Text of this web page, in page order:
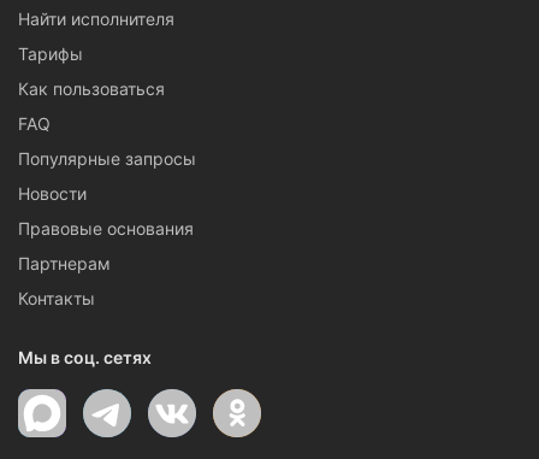
Найти исполнителя
Тарифы
Как пользоваться
FAQ
Популярные запросы
Новости
Правовые основания
Партнерам
Контакты
Мы в соц. сетях